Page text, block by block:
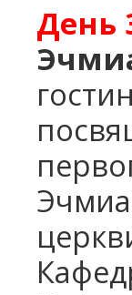
День